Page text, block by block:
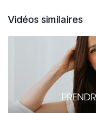
Vidéos similaires